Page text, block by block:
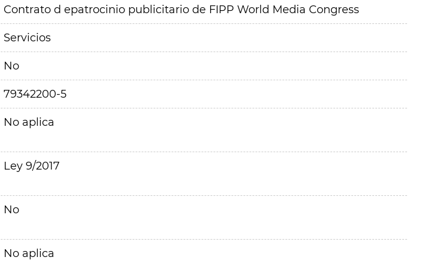
Contrato d epatrocinio publicitario de FIPP World Media Congress
Servicios
No
79342200-5
No aplica
Ley 9/2017
No
No aplica